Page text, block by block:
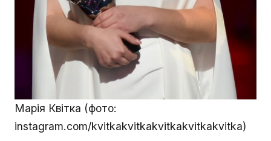
Марія Квітка (фото:
instagram.com/kvitkakvitkakvitkakvitkakvitka)